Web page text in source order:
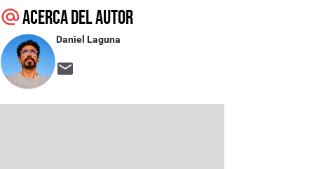
Acerca del autor
Daniel Laguna